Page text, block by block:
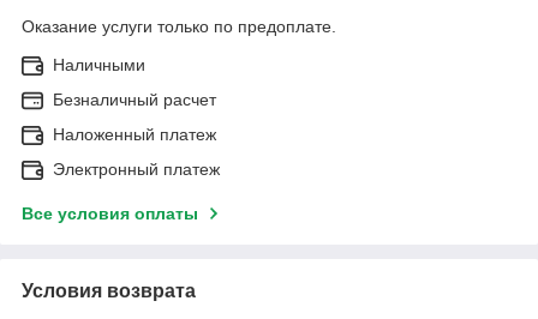
Оказание услуги только по предоплате.
Наличными
Безналичный расчет
Наложенный платеж
Электронный платеж
Все условия оплаты
Условия возврата